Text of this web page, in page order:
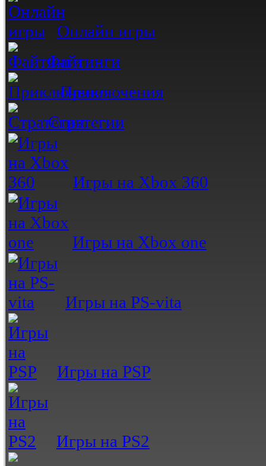
Онлайн игры
Файтинги
Приключения
Стратегии
Игры на Xbox 360
Игры на Xbox one
Игры на PS-vita
Игры на PSP
Игры на PS2